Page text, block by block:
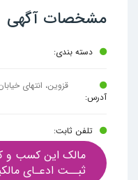
مشخصات آگهی
دسته بندی:
آدرس:
قزوین، انتهای
تلفن ثابت:
مالک این کسب و
ثبــت ادعـای